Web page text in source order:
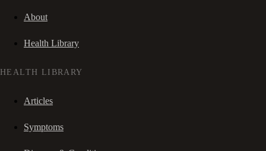
About
Health Library
HEALTH LIBRARY
Articles
Symptoms